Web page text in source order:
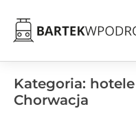
Kategoria:
Chorwacja